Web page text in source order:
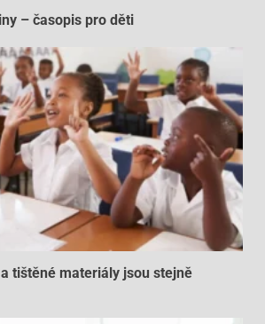
– časopis pro děti
tištěné materiály jsou stejně